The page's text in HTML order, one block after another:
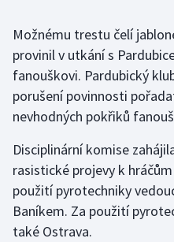
Olympijské hry
Parasport
Plavání
Plážový volejbal
Ragby
Rychlobruslení
Možnému trestu čelí
provinil v utkání s
fanouškovi. Pardubický
porušení povinnosti
nevhodných pokřiků
Disciplinární komise
rasistické projevy k
použití pyrotechniky
Baníkem. Za použití
také Ostrava.